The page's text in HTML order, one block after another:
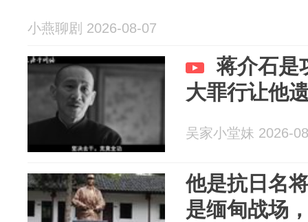
小燕聊剧 2026-08-07
蒋介石是
大罪行让他
吴家小堂妹 2026-
他是抗日名
是缅甸战场